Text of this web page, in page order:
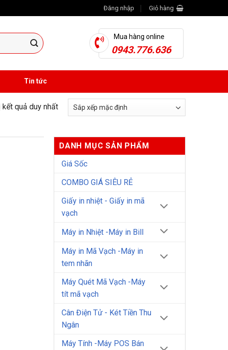
Đăng nhập Giỏ hàng
Mua hàng online
0943.776.636
Tin tức
kết quả duy nhất
DANH MỤC SẢN PHẨM
Giá Sốc
COMBO GIÁ SIÊU RẺ
Giấy in nhiệt - Giấy in mã
vạch
Máy in Nhiệt -Máy in Bill
Máy in Mã Vạch -Máy in
tem nhãn
Máy Quét Mã Vạch -Máy
tít mã vạch
Cân Điện Tử - Két Tiền Thu
Ngân
Máy Tính -Máy POS Bán